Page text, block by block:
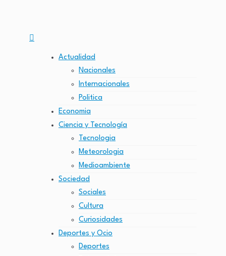
Actualidad
Nacionales
Internacionales
Politica
Economia
Ciencia y Tecnología
Tecnologia
Meteorologia
Medioambiente
Sociedad
Sociales
Cultura
Curiosidades
Deportes y Ocio
Deportes